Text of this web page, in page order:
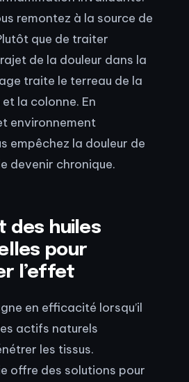
remontez à la source de
que de traiter
de la douleur dans la
traite le terreau de la
la colonne. En
environnement
empêchez la douleur de
devenir chronique.
des huiles
pour
l’effet
en efficacité lorsqu’il
actifs naturels
les tissus.
offre des solutions pour